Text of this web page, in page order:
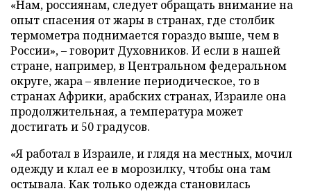
«Нам, россиянам, следует обращать внимание на
опыт спасения от жары в странах, где столбик
термометра поднимается гораздо выше, чем в
России», – говорит Духовников. И если в нашей
стране, например, в Центральном федеральном
округе, жара – явление периодическое, то в
странах Африки, арабских странах, Израиле она
продолжительная, а температура может
достигать и 50 градусов.
«Я работал в Израиле, и глядя на местных, мочил
одежду и клал ее в морозилку, чтобы она там
остывала. Как только одежда становилась